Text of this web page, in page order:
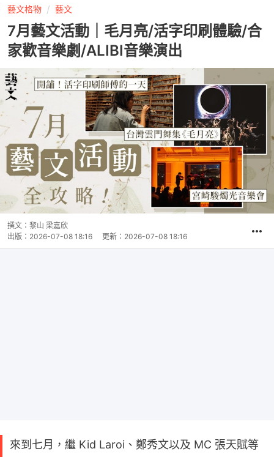
藝文格物 藝文
7月藝文活動｜毛月亮/活字印刷體驗/合
家歡音樂劇/ALIBI音樂演出
撰文： 黎山 梁嘉欣
出版： 2026-07-08 18:16 更新： 2026-07-08 18:16
來到七月，繼 Kid Laroi、鄭秀文以及 MC 張天賦等